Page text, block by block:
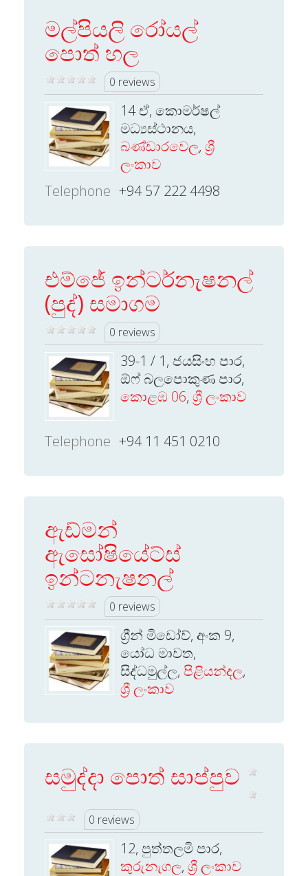
මල්පියලි රෝයල්
පොත් හල
0 reviews
14 ඒ, කොමර්ෂල්
මධ්‍යස්ථානය,
බණ්ඩාරවෙල, ශ්‍රී
ලංකාව
Telephone +94 57 222 4498
එම්ජේ ඉන්ටර්නැෂනල්
(පුද්) සමාගම
0 reviews
39-1 / 1, ජයසිංහ පාර,
ඕෆ් බලපොකුණ පාර,
කොළඹ 06, ශ්‍රී ලංකාව
Telephone +94 11 451 0210
ඇඩ්මන්
ඇසෝෂියේට්ස්
ඉන්ටනැෂනල්
0 reviews
ග්‍රීන් මිඩෝව්, අංක 9,
යෝධ මාවත,
සිද්ධමුල්ල, පිළියන්දල,
ශ්‍රී ලංකාව
සමුද්දා පොත් සාප්පුව
0 reviews
12, පුත්තලමි පාර,
කුරුනැගල, ශ්‍රී ලංකාව